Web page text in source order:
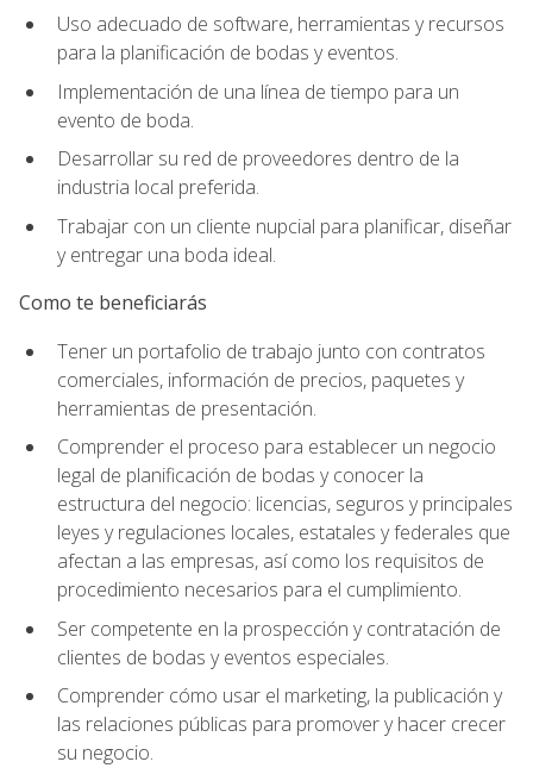
Uso adecuado de software, herramientas y recursos
para la planificación de bodas y eventos.
Implementación de una línea de tiempo para un
evento de boda.
Desarrollar su red de proveedores dentro de la
industria local preferida.
Trabajar con un cliente nupcial para planificar, diseñar
y entregar una boda ideal.
Como te beneficiarás
Tener un portafolio de trabajo junto con contratos
comerciales, información de precios, paquetes y
herramientas de presentación.
Comprender el proceso para establecer un negocio
legal de planificación de bodas y conocer la
estructura del negocio: licencias, seguros y principales
leyes y regulaciones locales, estatales y federales que
afectan a las empresas, así como los requisitos de
procedimiento necesarios para el cumplimiento.
Ser competente en la prospección y contratación de
clientes de bodas y eventos especiales.
Comprender cómo usar el marketing, la publicación y
las relaciones públicas para promover y hacer crecer
su negocio.